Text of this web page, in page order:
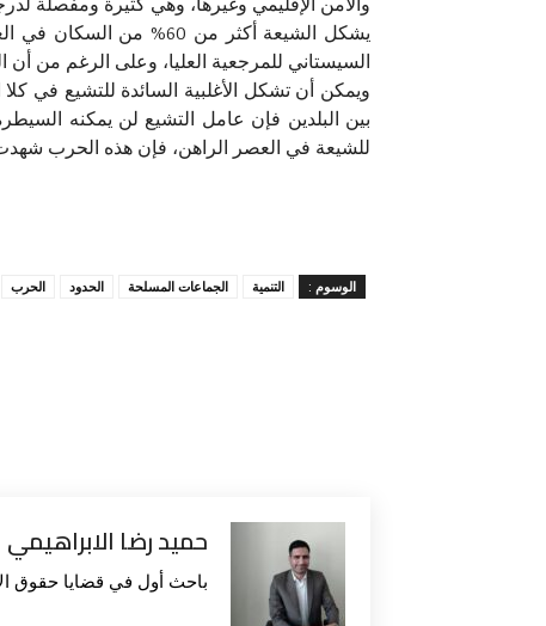
والأمن الإقليمي وغيرها، وهي كثيرة ومفصلة
يشكل الشيعة أكثر من
السيستاني للمرجعية العليا، وعلى الرغم من أن
ويمكن أن تشكل الأغلبية السائدة للتشيع في
بين البلدين فإن عامل التشيع لن يمكنه
للشيعة في العصر الراهن، فإن هذه الحرب شهدت
الوسوم : التنمية الجماعات المسلحة الحدود الحرب
حميد رضا الابراهيمي
باحث أول في قضايا حقوق